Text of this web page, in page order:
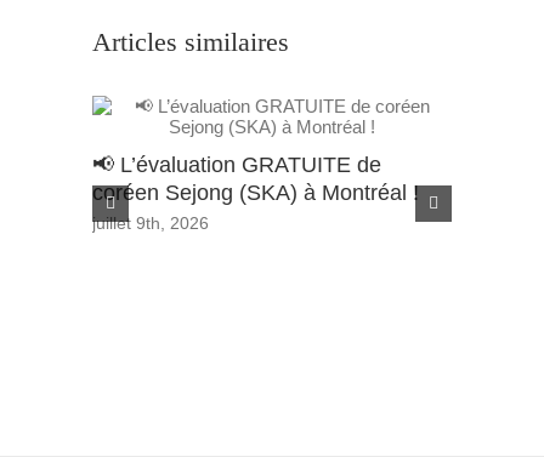
Articles similaires
📢 L’évaluation GRATUITE de
coréen Sejong (SKA) à Montréal !
juillet 9th, 2026